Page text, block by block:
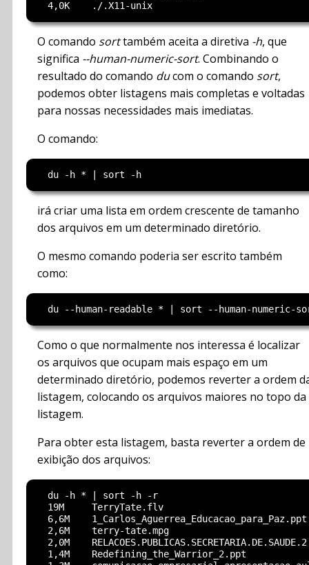
O comando sorttambém aceita a diretiva -h, que
significa --human-numeric-sort. Combinando o
resultado do comando ducom o comando sort,
podemos obter listagens mais completas e voltadas
para nossas necessidades mais imediatas.
O comando:
irá criar uma lista em ordem crescente de tamanho
dos arquivos em um determinado diretório.
O mesmo comando poderia ser escrito também
como:
Como o que normalmente nos interessa é localizar
os arquivos que ocupam mais espaço em um
determinado diretório, podemos reverter a ordem
listagem, colocando os arquivos maiores no topo da
listagem.
Para obter esta listagem, basta reverter a ordem de
exibição dos arquivos:
  du -h * | sort -h -r
  19M     TerryTate.flv
  6,6M    1_Carlos_Aguerrea_Educacao_para_Paz.ppt
  2,6M    terry-tate.mpg
2,0M
  1,4M    Redefining_the_Warrior_2.ppt